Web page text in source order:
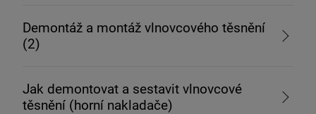
Demontáž a montáž vlnovcového těsnění
(2)
Jak demontovat a sestavit vlnovcové
těsnění (horní nakladače)